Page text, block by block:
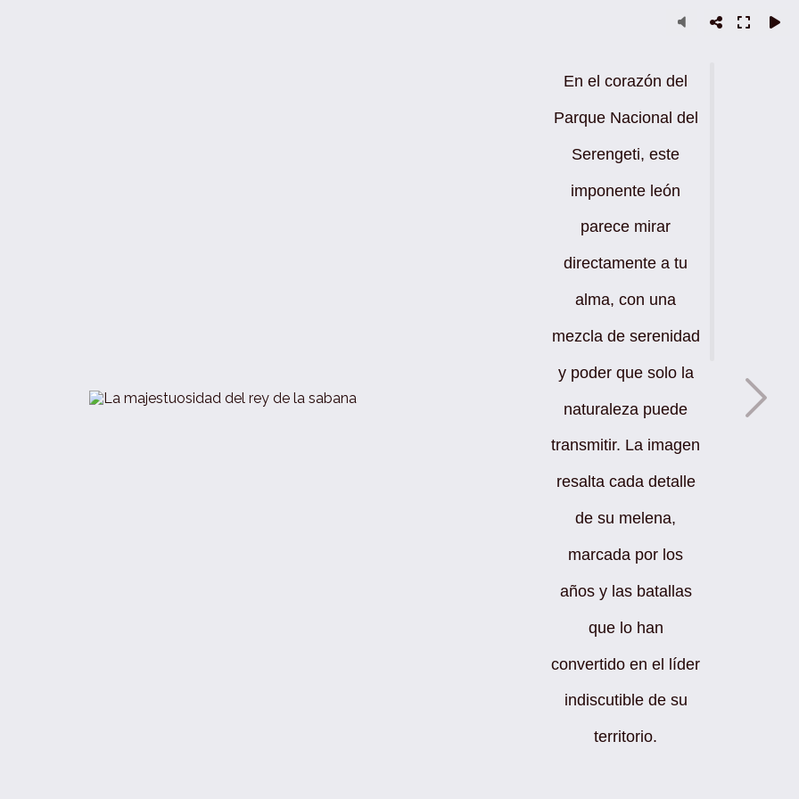
En el corazón del
Parque Nacional del
Serengeti, este
imponente león
parece mirar
directamente a tu
alma, con una
mezcla de serenidad
y poder que solo la
naturaleza puede
transmitir. La imagen
resalta cada detalle
de su melena,
marcada por los
años y las batallas
que lo han
convertido en el líder
indiscutible de su
territorio.